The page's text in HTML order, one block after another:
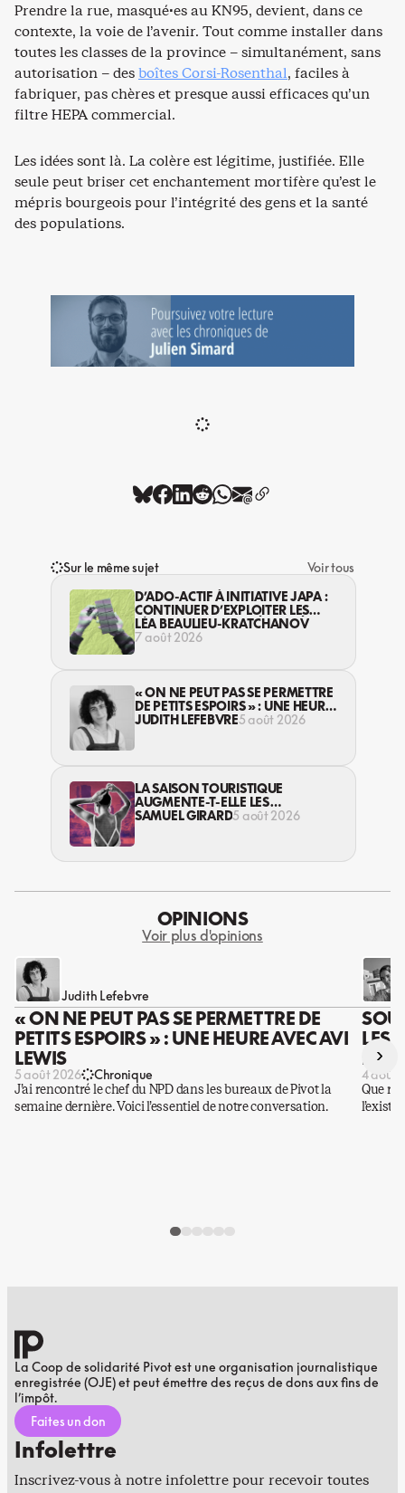
Prendre la rue, masqué·es au KN95, devient, dans ce
contexte, la voie de l’avenir. Tout comme installer dans
toutes les classes de la province – simultanément, sans
autorisation – desboîtes Corsi-Rosenthal, faciles à
fabriquer, pas chères et presque aussi efficaces qu’un
filtre HEPA commercial.
Les idées sont là. La colère est légitime, justifiée. Elle
seule peut briser cet enchantement mortifère qu’est le
mépris bourgeois pour l’intégrité des gens et la santé
des populations.
Sur le même sujet
Voir tous
D’ADO-ACTIF À INITIATIVE JAPA :
CONTINUER D’EXPLOITER LES
JEUNES… DANS LA LÉGALITÉ?
LÉA BEAULIEU-KRATCHANOV
7 août 2026
« ON NE PEUT PAS SE PERMETTRE
DE PETITS ESPOIRS » : UNE HEURE
AVEC AVI LEWIS
JUDITH LEFEBVRE5 août 2026
LA SAISON TOURISTIQUE
AUGMENTE-T-ELLE LES
VIOLENCES CONTRE LES
SAMUEL GIRARD5 août 2026
OPINIONS
Voir plus d'opinions
Judith Lefebvre
« ON NE PEUT PAS SE PERMETTRE DE
PETITS ESPOIRS » : UNE HEURE AVEC AVI
LEWIS
5 août 2026 Chronique
J’ai rencontré le chef du NPD dans les bureaux de Pivot la
semaine dernière. Voici l’essentiel de notre conversation.
LES
DES
4 août
Que
›
La Coop de solidarité Pivot est une organisation journalistique
enregistrée (OJE) et peut émettre des reçus de dons aux fins de
l’impôt.
Faites un don
Infolettre
Inscrivez-vous à notre infolettre pour recevoir toutes